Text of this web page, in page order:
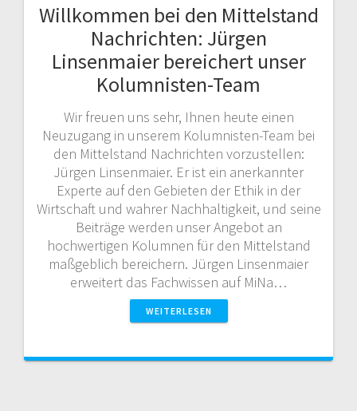
Willkommen bei den Mittelstand
Nachrichten: Jürgen
Linsenmaier bereichert unser
Kolumnisten-Team
Wir freuen uns sehr, Ihnen heute einen
Neuzugang in unserem Kolumnisten-Team bei
den Mittelstand Nachrichten vorzustellen:
Jürgen Linsenmaier. Er ist ein anerkannter
Experte auf den Gebieten der Ethik in der
Wirtschaft und wahrer Nachhaltigkeit, und seine
Beiträge werden unser Angebot an
hochwertigen Kolumnen für den Mittelstand
maßgeblich bereichern. Jürgen Linsenmaier
erweitert das Fachwissen auf MiNa…
WEITERLESEN